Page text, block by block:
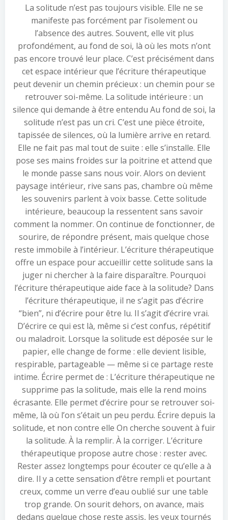
La solitude n’est pas toujours visible. Elle ne se
manifeste pas forcément par l’isolement ou
l’absence des autres. Souvent, elle vit plus
profondément, au fond de soi, là où les mots n’ont
pas encore trouvé leur place. C’est précisément dans
cet espace intérieur que l’écriture thérapeutique
peut devenir un chemin précieux : un chemin pour se
retrouver soi-même. La solitude intérieure : un
silence qui demande à être entendu Au fond de soi, la
solitude n’est pas un cri. C’est une pièce étroite,
tapissée de silences, où la lumière arrive en retard.
Elle ne fait pas mal tout de suite : elle s’installe. Elle
pose ses mains froides sur la poitrine et attend que
le monde passe sans nous voir. Alors on devient
paysage intérieur, rive sans pas, chambre où même
les souvenirs parlent à voix basse. Cette solitude
intérieure, beaucoup la ressentent sans savoir
comment la nommer. On continue de fonctionner, de
sourire, de répondre présent, mais quelque chose
reste immobile à l’intérieur. L’écriture thérapeutique
offre un espace pour accueillir cette solitude sans la
juger ni chercher à la faire disparaître. Pourquoi
l’écriture thérapeutique aide face à la solitude? Dans
l’écriture thérapeutique, il ne s’agit pas d’écrire
“bien”, ni d’écrire pour être lu. Il s’agit d’écrire vrai.
D’écrire ce qui est là, même si c’est confus, répétitif
ou maladroit. Lorsque la solitude est déposée sur le
papier, elle change de forme : elle devient lisible,
respirable, partageable — même si ce partage reste
intime. Écrire permet de : L’écriture thérapeutique ne
supprime pas la solitude, mais elle la rend moins
écrasante. Elle permet d’écrire pour se retrouver soi-
même, là où l’on s’était un peu perdu. Écrire depuis la
solitude, et non contre elle On cherche souvent à fuir
la solitude. À la remplir. À la corriger. L’écriture
thérapeutique propose autre chose : rester avec.
Rester assez longtemps pour écouter ce qu’elle a à
dire. Il y a cette sensation d’être rempli et pourtant
creux, comme un verre d’eau oublié sur une table
trop grande. On sourit dehors, on avance, mais
dedans quelque chose reste assis, les yeux tournés